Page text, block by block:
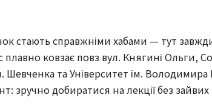
стають справжніми хабами — тут
плавно ковзає повз вул. Княгині Ольги,
Шевченка та Університет ім.
зручно добиратися на лекції без